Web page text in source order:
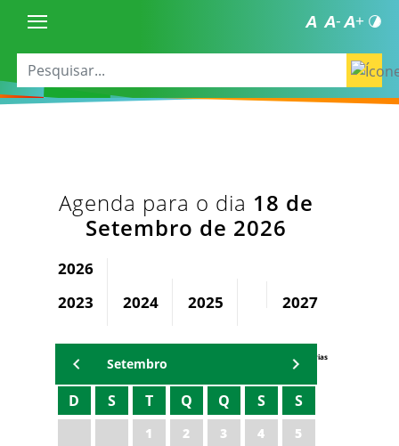
Agenda para o dia 18 de
Setembro de 2026
2026
2023
2024 2025 2027
Agenda Secretárias
Setembro
D S T Q Q S S
1 2 3 4
5